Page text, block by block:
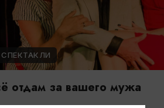
СПЕКТАКЛИ
отдам за вашего мужа